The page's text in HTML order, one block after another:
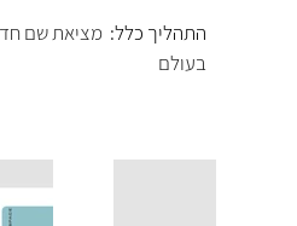
התהליך כלל: מציאת שם
בעולם